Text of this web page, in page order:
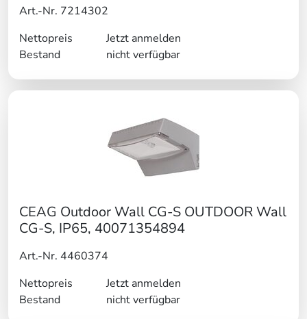
Art.-Nr. 7214302
Nettopreis
Jetzt anmelden
Bestand
nicht verfügbar
CEAG Outdoor Wall CG-S OUTDOOR Wall
CG-S, IP65, 40071354894
Art.-Nr. 4460374
Nettopreis
Jetzt anmelden
Bestand
nicht verfügbar